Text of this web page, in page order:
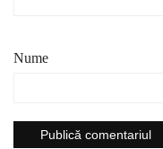
Nume